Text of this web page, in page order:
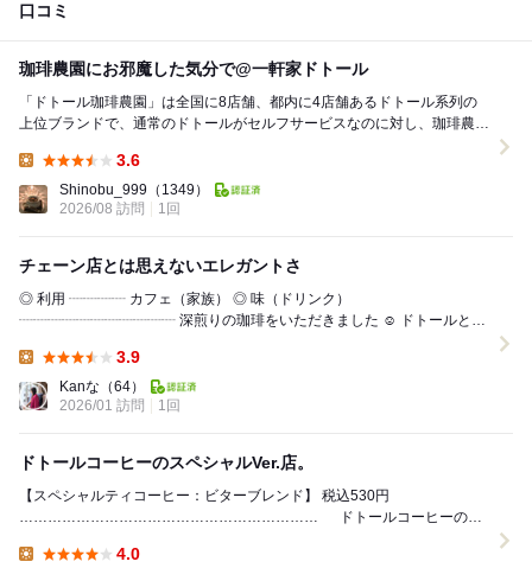
口コミ
珈琲農園にお邪魔した気分で@一軒家ドトール
「ドトール珈琲農園」は全国に8店舗、都内に4店舗あるドトール系列の
上位ブランドで、通常のドトールがセルフサービスなのに対し、珈琲農園
3.6
Shinobu_999 （1349）
2026/08 訪問
1回
チェーン店とは思えないエレガントさ
◎ 利用 ┈┈┈┈ カフェ（家族） ◎ 味（ドリンク）
┈┈┈┈┈┈┈┈┈┈┈ 深煎りの珈琲をいただきました ☺️ ドトールとは
3.9
Kanな （64）
2026/01 訪問
1回
ドトールコーヒーのスペシャルVer.店。
【スペシャルティコーヒー：ビターブレンド】 税込530円
……………………………………………………… ドトールコーヒーのス
4.0